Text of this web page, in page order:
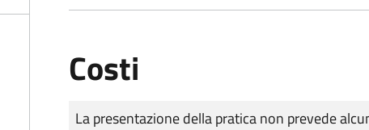
Costi
Tipo di pagamento
Importo
La presentazione della pratica non prevede